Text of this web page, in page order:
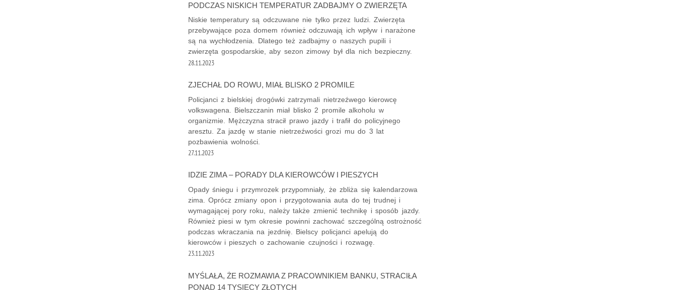
PODCZAS NISKICH TEMPERATUR ZADBAJMY O ZWIERZĘTA
Niskie temperatury są odczuwane nie tylko przez ludzi. Zwierzęta
przebywające poza domem również odczuwają ich wpływ i narażone
są na wychłodzenia. Dlatego też zadbajmy o naszych pupili i
zwierzęta gospodarskie, aby sezon zimowy był dla nich bezpieczny.
28.11.2023
ZJECHAŁ DO ROWU, MIAŁ BLISKO 2 PROMILE
Policjanci z bielskiej drogówki zatrzymali nietrzeźwego kierowcę
volkswagena. Bielszczanin miał blisko 2 promile alkoholu w
organizmie. Mężczyzna stracił prawo jazdy i trafił do policyjnego
aresztu. Za jazdę w stanie nietrzeźwości grozi mu do 3 lat
pozbawienia wolności.
27.11.2023
IDZIE ZIMA – PORADY DLA KIEROWCÓW I PIESZYCH
Opady śniegu i przymrozek przypomniały, że zbliża się kalendarzowa
zima. Oprócz zmiany opon i przygotowania auta do tej trudnej i
wymagającej pory roku, należy także zmienić technikę i sposób jazdy.
Również piesi w tym okresie powinni zachować szczególną ostrożność
podczas wkraczania na jezdnię. Bielscy policjanci apelują do
kierowców i pieszych o zachowanie czujności i rozwagę.
23.11.2023
MYŚLAŁA, ŻE ROZMAWIA Z PRACOWNIKIEM BANKU, STRACIŁA
PONAD 14 TYSIĘCY ZŁOTYCH